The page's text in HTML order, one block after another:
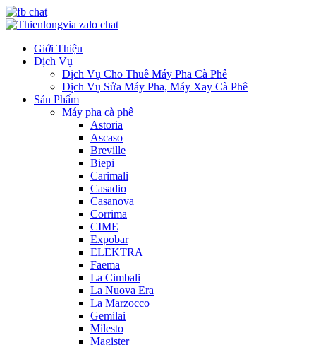
Giới Thiệu
Dịch Vụ
Dịch Vụ Cho Thuê Máy Pha Cà Phê
Dịch Vụ Sửa Máy Pha, Máy Xay Cà Phê
Sản Phẩm
Máy pha cà phê
Astoria
Ascaso
Breville
Biepi
Carimali
Casadio
Casanova
Corrima
CIME
Expobar
ELEKTRA
Faema
La Cimbali
La Nuova Era
La Marzocco
Gemilai
Milesto
Magister